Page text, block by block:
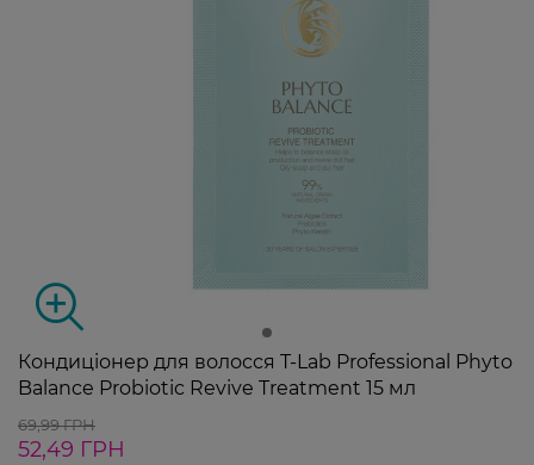
Кондиціонер для волосся T-Lab Professional Phyto
Balance Probiotic Revive Treatment 15 мл
69,99 ГРН
52,49 ГРН